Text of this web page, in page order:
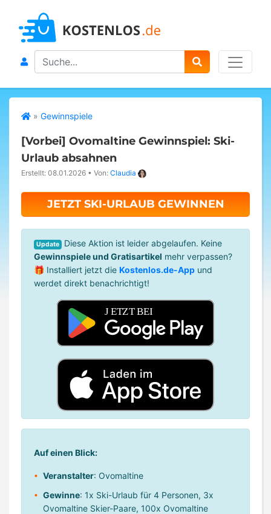
Search
» Gewinnspiele
[Vorbei] Ovomaltine Gewinnspiel: Ski-
Urlaub absahnen
Erstellt: 08.01.2026 • Von: Claudia
JETZT SKI-URLAUB GEWINNEN
Update
Diese Aktion ist leider abgelaufen. Keine
Gewinnspiele und Gratisartikel mehr verpassen?
🎁 Installiert jetzt die Kostenlos.de-App und
werdet direkt benachrichtigt!
Auf einen Blick:
Veranstalter: Ovomaltine
Gewinne: 1x Ski-Urlaub für 4 Personen, 3x
Ovomaltine Skier-Paare, 100x Ovomaltine